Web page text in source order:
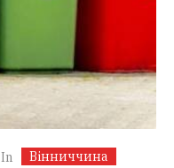
In Вінниччина